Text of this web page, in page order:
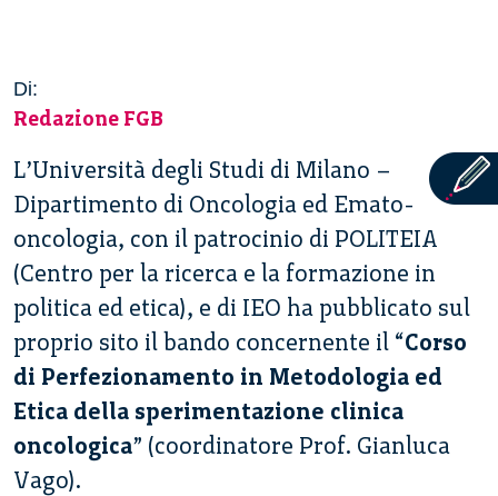
Di:
Redazione FGB
L’Università degli Studi di Milano –
Dipartimento di Oncologia ed Emato-
oncologia, con il patrocinio di POLITEIA
(Centro per la ricerca e la formazione in
politica ed etica), e di IEO ha pubblicato sul
proprio sito il bando concernente il “Corso
di Perfezionamento in Metodologia ed
Etica della sperimentazione clinica
oncologica” (coordinatore Prof. Gianluca
Vago).